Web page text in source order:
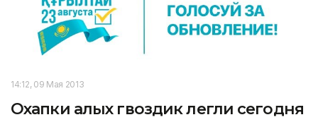
14:12, 09 Мая 2013
Охапки алых гвоздик легли сегодня